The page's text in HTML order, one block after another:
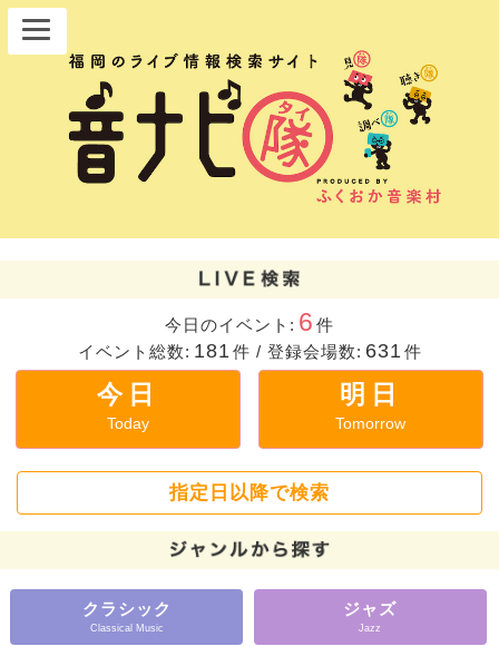
今日のイベント: 6 件
イベント総数: 181 件 / 登録会場数: 631 件
今日
Today
明日
Tomorrow
指定日以降で検索
クラシック
Classical Music
ジャズ
Jazz